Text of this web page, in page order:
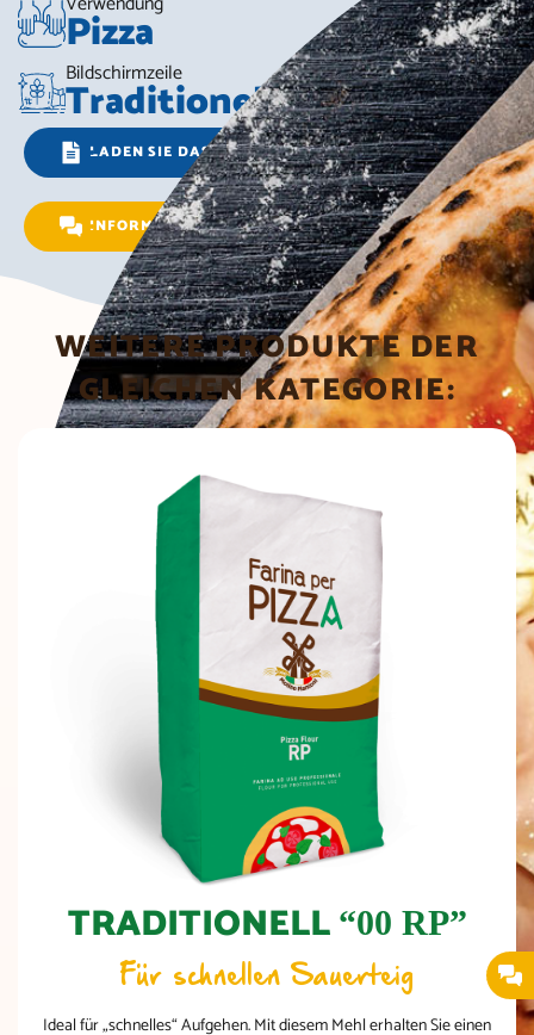
Pizza
Bildschirmzeile
Traditionell
LADEN SIE DAS DATENBLATT
INFORMATIONEN ANFRAGEN
WEITERE PRODUKTE DER
GLEICHEN KATEGORIE:
TRADITIONELL “00 RP”
Für schnellen Sauerteig
Ideal für „schnelles“ Aufgehen. Mit diesem Mehl erhalten Sie einen